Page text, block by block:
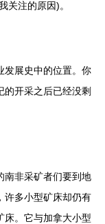
关注的原因)。
发展史中的位置。你
开采之后已经没剩
南非采矿者们要到地
许多小型矿床却仍有
床。它与加拿大小型